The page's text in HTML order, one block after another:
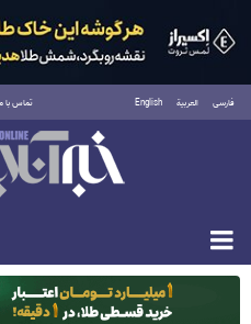
فارسی العربية English تماس با
یکشنبه ۱۸ مرداد ۱۴۰۵